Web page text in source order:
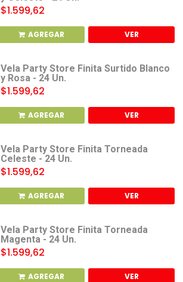
$1.599,62
AGREGAR VER
Vela Party Store Finita Surtido Blanco
y Rosa - 24 Un.
$1.599,62
AGREGAR VER
Vela Party Store Finita Torneada
Celeste - 24 Un.
$1.599,62
AGREGAR VER
Vela Party Store Finita Torneada
Magenta - 24 Un.
$1.599,62
AGREGAR VER